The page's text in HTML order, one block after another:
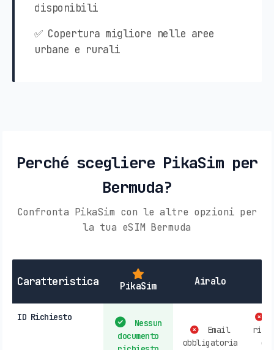
disponibili
✅ Copertura migliore nelle aree
urbane e rurali
Perché scegliere PikaSim per
Bermuda?
Confronta PikaSim con le altre opzioni per
la tua eSIM Bermuda
Caratteristica PikaSim Airalo
ID Richiesto
Nessun
documento
Email
obbligatoria